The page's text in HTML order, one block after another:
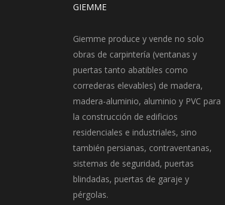
GIEMME
Giemme produce y vende no solo
obras de carpintería (ventanas y
puertas tanto abatibles como
correderas elevables) de madera,
madera-aluminio, aluminio y PVC para
la construcción de edificios
residenciales e industriales, sino
también persianas, contraventanas,
sistemas de seguridad, puertas
blindadas, puertas de garaje y
pérgolas.